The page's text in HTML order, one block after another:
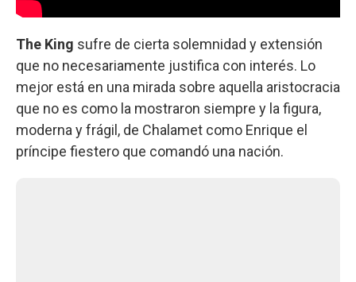
The King sufre de cierta solemnidad y extensión
que no necesariamente justifica con interés. Lo
mejor está en una mirada sobre aquella aristocracia
que no es como la mostraron siempre y la figura,
moderna y frágil, de Chalamet como Enrique el
príncipe fiestero que comandó una nación.